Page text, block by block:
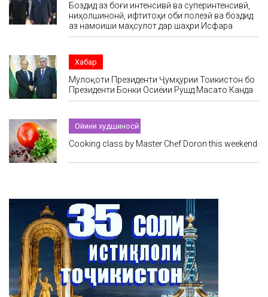
Боздид аз боғи интенсивӣ ва суперинтенсивӣ,
ниҳолшинонӣ, ифтитоҳи оби полезӣ ва боздид
аз намоиши маҳсулот дар шаҳри Исфара
Хабар
Мулоқоти Президенти Ҷумҳурии Тоҷикистон бо
Президенти Бонки Осиёии Рушд Масато Канда
Ойини худшиносӣ
Cooking class by Master Chef Doron this weekend